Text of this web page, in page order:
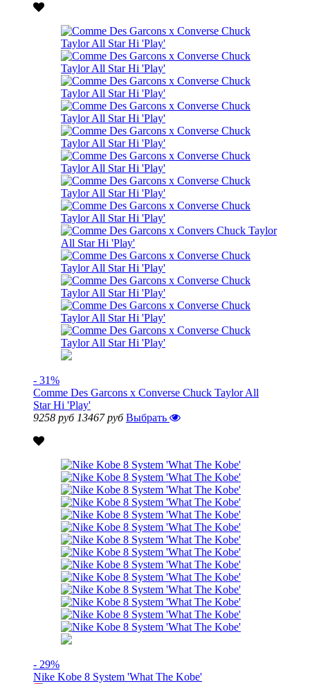
- 31%
Comme Des Garcons x Converse Chuck Taylor All
Star Hi 'Play'
9258 руб 13467 руб Выбрать
- 29%
Nike Kobe 8 System 'What The Kobe'